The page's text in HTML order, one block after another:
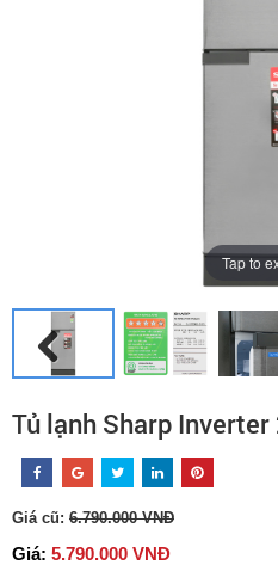
Tap to
Tủ lạnh Sharp
Giá cũ: 6.790.000 VNĐ
Giá: 5.790.000 VNĐ